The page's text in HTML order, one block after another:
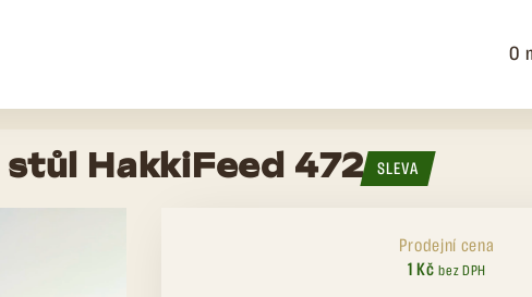
O
stůl HakkiFeed 472 SLEVA
Prodejní cena
1 Kčbez DPH